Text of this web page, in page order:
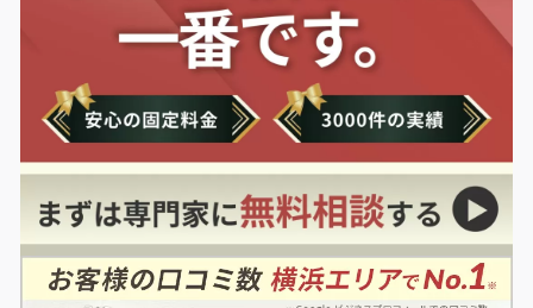
phone 0120-470-055
受付9:00-21:00 年中無休 devices WEBで相談する
24時間以内にご返信